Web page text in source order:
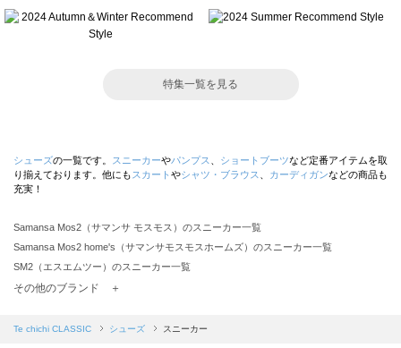
特集一覧を見る
シューズの一覧です。 スニーカーやパンプス ショートブーツなど定番アイテムを取
り揃えております。他にも スカート やシャツ・ブラウス カーディガンなどの商品も
充実！
Samansa Mos2（サマンサ モスモス）のスニーカー一覧
Samansa Mos2 home's（サマンサモスモスホームズ）のスニーカー一覧
SM2（エスエムツー）のスニーカー一覧
TSUHARU by Samansa Mos2（ツハルバイサマンサモスモス）のスニーカー一覧
Samansa Mos2 blue（サマンサモスモス ブルー）のスニーカー一覧
その他のブランド ＋
Te chichi CLASSIC シューズ スニーカー